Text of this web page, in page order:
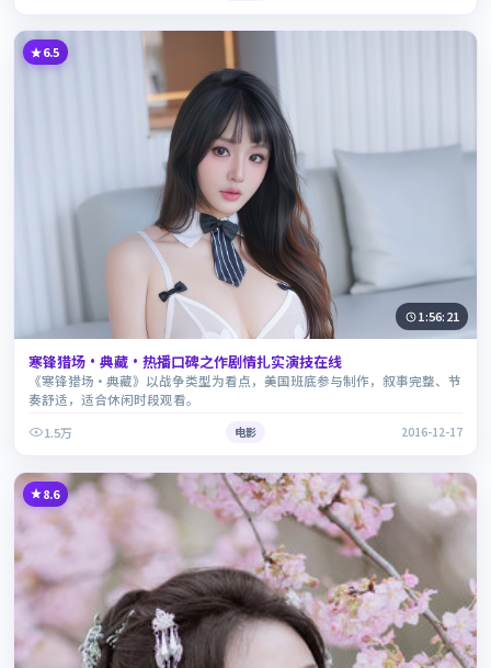
6.5
1:56:21
寒锋猎场·典藏·热播口碑之作剧情扎实演技在线
《寒锋猎场·典藏》以战争类型为看点，美国班底参与制作，叙事完整、节
奏舒适，适合休闲时段观看。
1.5万
电影 2016-12-17
8.6